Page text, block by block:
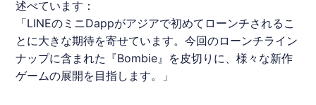
述べています：
「LINEのミニDappがアジアで初めてローンチされるこ
とに大きな期待を寄せています。今回のローンチライン
ナップに含まれた『Bombie』を皮切りに、様々な新作
ゲームの展開を目指します。」